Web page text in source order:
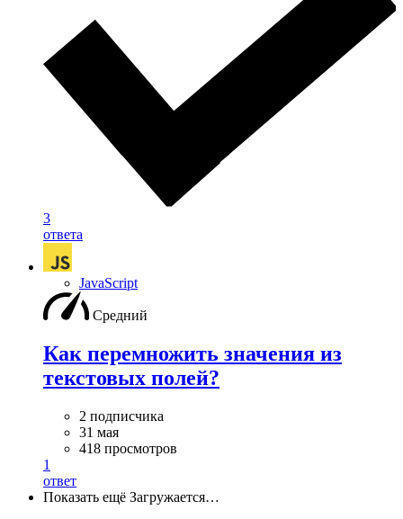
3
ответа
JavaScript
Средний
Как перемножить значения из
текстовых полей?
2 подписчика
31 мая
418 просмотров
1
ответ
Показать ещё Загружается…